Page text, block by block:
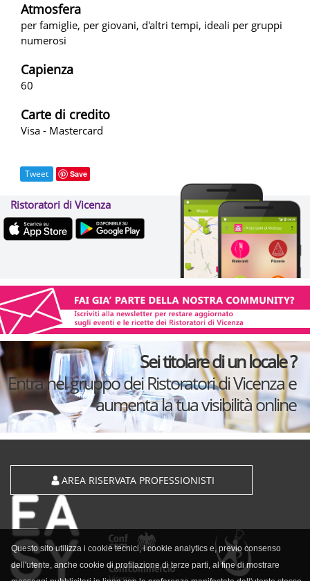
Questo sito utilizza i cookie tecnici, i cookie analytics e, previo consenso
dell'utente, anche cookie di profilazione di terze parti, al fine di mostrare
Atmosfera
per famiglie, per giovani, d'altri tempi, ideali per gruppi
numerosi
Capienza
60
Carte di credito
Visa - Mastercard
Tweet Save
Ristoratori di Vicenza
Sei titolare di un locale ?
Entra nel gruppo dei Ristoratori di Vicenza e
aumenta la tua visibilità online
AREA RISERVATA PROFESSIONISTI